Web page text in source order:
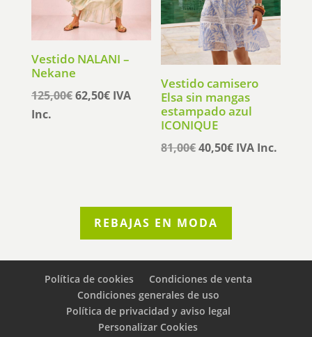
Vestido NALANI –
Nekane
125,00€El
62,50€ElIVA
Inc.
Vestido camisero
Elsa sin mangas
estampado azul
ICONIQUE
81,00€El
81,00€.
40,50€ElIVA Inc.
REBAJAS EN MODA
Política de cookies
Condiciones de venta
Condiciones generales de uso
Política de privacidad y aviso legal
Personalizar Cookies